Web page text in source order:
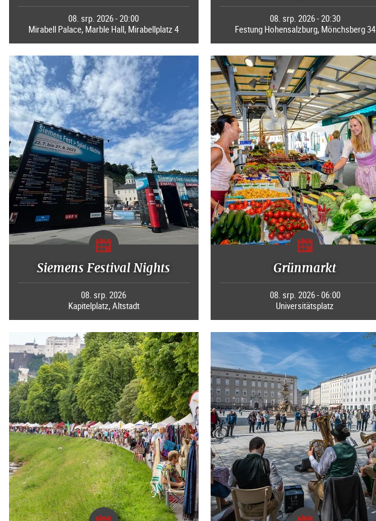
08. srp. 2026 - 20:00
Mirabell Palace, Marble Hall, Mirabellplatz 4
08. srp. 2026 - 20:30
Festung Hohensalzburg, Mönchsberg 34
Siemens Festival Nights
08. srp. 2026
Kapitelplatz, Altstadt
Grünmarkt
08. srp. 2026 - 06:00
Universitätsplatz